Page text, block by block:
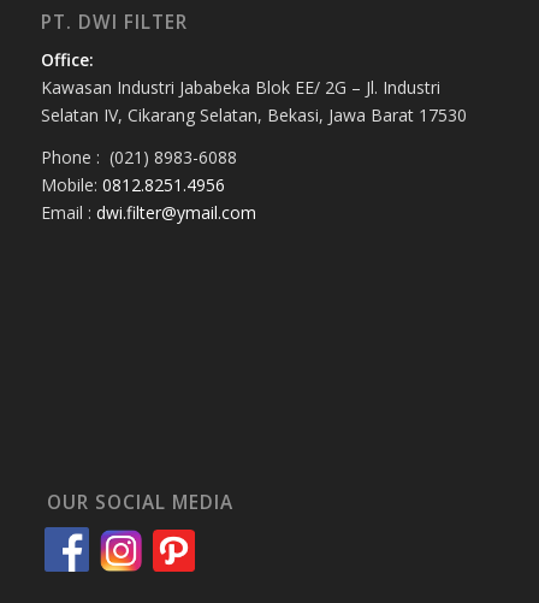
PT. DWI FILTER
Office:
Kawasan Industri Jababeka Blok EE/ 2G – Jl. Industri
Selatan IV, Cikarang Selatan, Bekasi, Jawa Barat 17530
Phone : (021) 8983-6088
Mobile: 0812.8251.4956
Email : dwi.filter@ymail.com
OUR SOCIAL MEDIA